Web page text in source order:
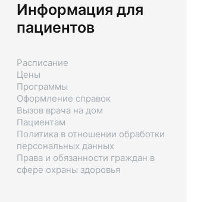
Информация для
пациентов
Расписание
Цены
Программы
Оформление справок
Вызов врача на дом
Пациентам
Политика в отношении обработки
персональных данных
Права и обязанности граждан в
сфере охраны здоровья